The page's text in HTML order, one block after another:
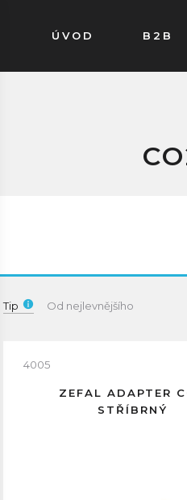
ÚVOD B2B
Tip Od nejlevnějšího
4005
ZEFAL ADAPTER
STŘÍBRNÝ